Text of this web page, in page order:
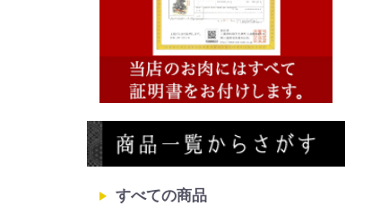
すべての商品